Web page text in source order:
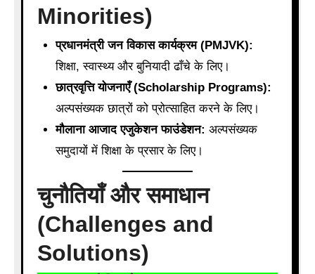
Minorities)
प्रधानमंत्री जन विकास कार्यक्रम (PMJVK):
शिक्षा, स्वास्थ्य और बुनियादी ढाँचे के लिए।
छात्रवृत्ति योजनाएँ (Scholarship Programs):
अल्पसंख्यक छात्रों को प्रोत्साहित करने के लिए।
मौलाना आजाद एजुकेशन फाउंडेशन: अल्पसंख्यक
समुदायों में शिक्षा के प्रसार के लिए।
चुनौतियाँ और समाधान
(Challenges and
Solutions)